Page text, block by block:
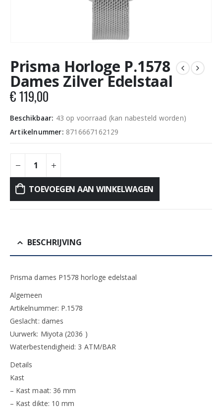
Prisma Horloge P.1578
Dames Zilver Edelstaal
€119,00
Beschikbaar: 43 op voorraad (kan nabesteld worden)
Artikelnummer: 8716667162129
TOEVOEGEN AAN WINKELWAGEN
BESCHRIJVING
Prisma dames P1578 horloge edelstaal
Algemeen
Artikelnummer: P.1578
Geslacht: dames
Uurwerk: Miyota (2036 )
Waterbestendigheid: 3 ATM/BAR
Details
Kast
– Kast maat: 36 mm
– Kast dikte: 10 mm